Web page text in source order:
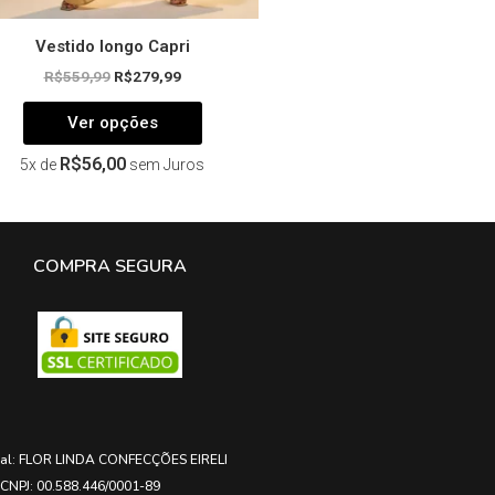
Vestido longo Capri
R$559,99 R$279,99
Ver opções
5x de R$56,00 sem Juros
COMPRA SEGURA
FLOR LINDA CONFECÇÕES EIRELI
CNPJ: 00.588.446/0001-89